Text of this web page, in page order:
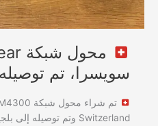
سويسرا، تم
Switzerland وتم توصيله إلى بلجيكا